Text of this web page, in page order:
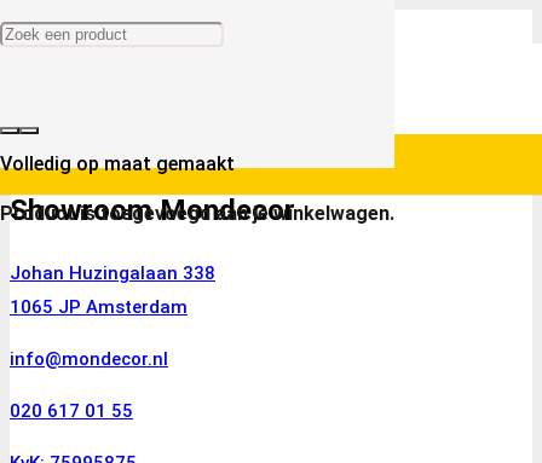
Productis toegevoegd aan je winkelwagen.
Volledig op maat gemaakt
Showroom Mondecor
Johan Huzingalaan 338
1065 JP Amsterdam
info@mondecor.nl
020 617 01 55